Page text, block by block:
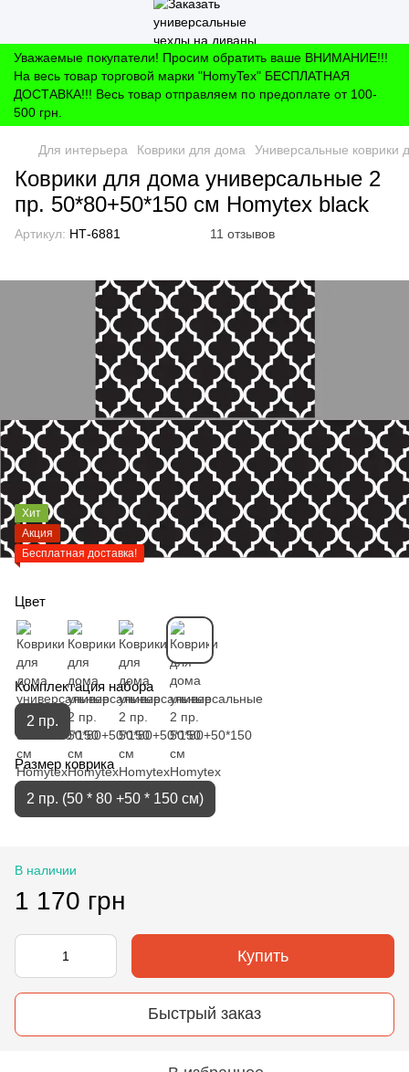
Уважаемые покупатели! Просим обратить ваше ВНИМАНИЕ!!!
На весь товар торговой марки "HomyTex" БЕСПЛАТНАЯ
ДОСТАВКА!!! Весь товар отправляем по предоплате от 100-
500 грн.
Для интерьера Коврики для дома Универсальные коврики
Коврики для дома универсальные 2
пр. 50*80+50*150 см Homytex black
Артикул: НТ-6881 11 отзывов
Хит
Акция
Бесплатная доставка!
Цвет
Комплектация набора
2 пр.
Размер коврика
2 пр. (50 * 80 +50 * 150 см)
В наличии
1 170 грн
Купить
Быстрый заказ